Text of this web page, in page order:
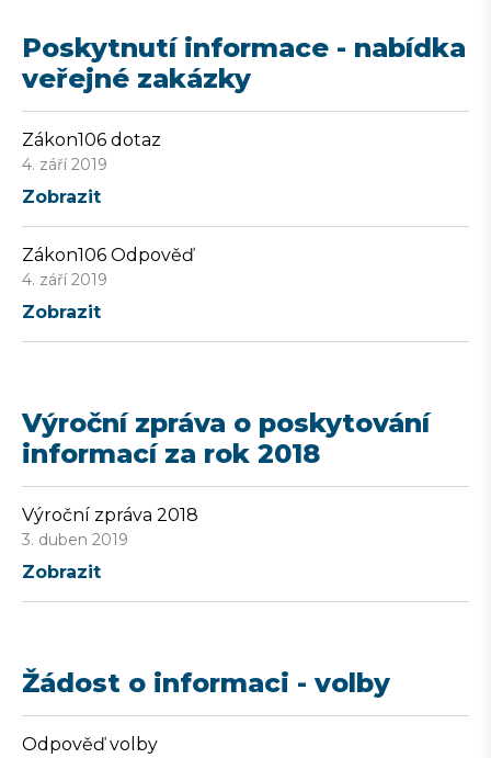
Poskytnutí informace - nabídka
veřejné zakázky
Zákon106 dotaz
4. září 2019
Zobrazit
Zákon106 Odpověď
4. září 2019
Zobrazit
Výroční zpráva o poskytování
informací za rok 2018
Výroční zpráva 2018
3. duben 2019
Zobrazit
Žádost o informaci - volby
Odpověď volby